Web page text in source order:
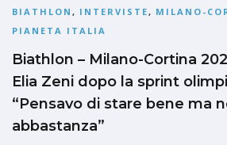
BIATHLON , INTERVISTE, MILANO-
PIANETA ITALIA
Biathlon – Milano-Cortina
Elia Zeni dopo la sprint
“Pensavo di stare bene ma
abbastanza”